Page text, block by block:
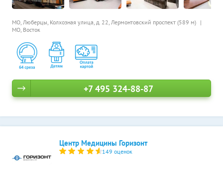
МО, Люберцы, Колхозная улица, д. 22, Лермонтовский проспект (589 м)
МО, Восток
+7 495 324-88-87
Центр Медицины Горизонт
149 оценок